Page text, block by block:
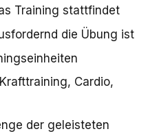
Training stattfindet
die Übung ist
Cardio,
der geleisteten